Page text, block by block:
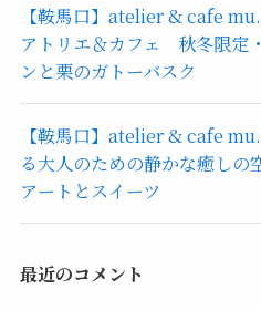
【鞍馬口】atelier & cafe
アトリエ＆カフェ 秋冬限定
ンと栗のガトーバスク
【鞍馬口】atelier & cafe
る大人のための静かな癒し
アートとスイーツ
最近のコメント